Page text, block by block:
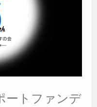
ートファンデ